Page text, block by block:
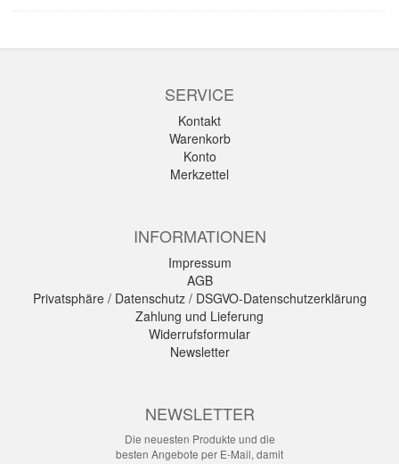
SERVICE
Kontakt
Warenkorb
Konto
Merkzettel
INFORMATIONEN
Impressum
AGB
Privatsphäre / Datenschutz / DSGVO-Datenschutzerklärung
Zahlung und Lieferung
Widerrufsformular
Newsletter
NEWSLETTER
Die neuesten Produkte und die
besten Angebote per E-Mail, damit